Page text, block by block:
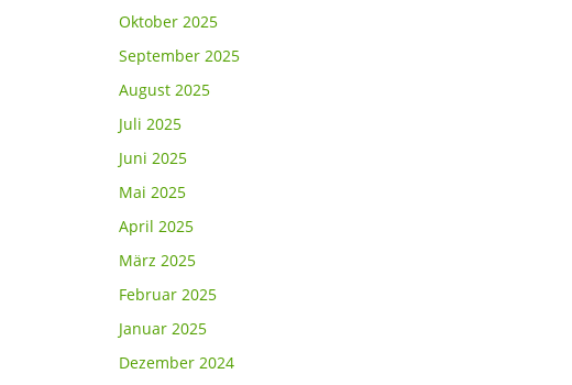
Oktober 2025
September 2025
August 2025
Juli 2025
Juni 2025
Mai 2025
April 2025
März 2025
Februar 2025
Januar 2025
Dezember 2024